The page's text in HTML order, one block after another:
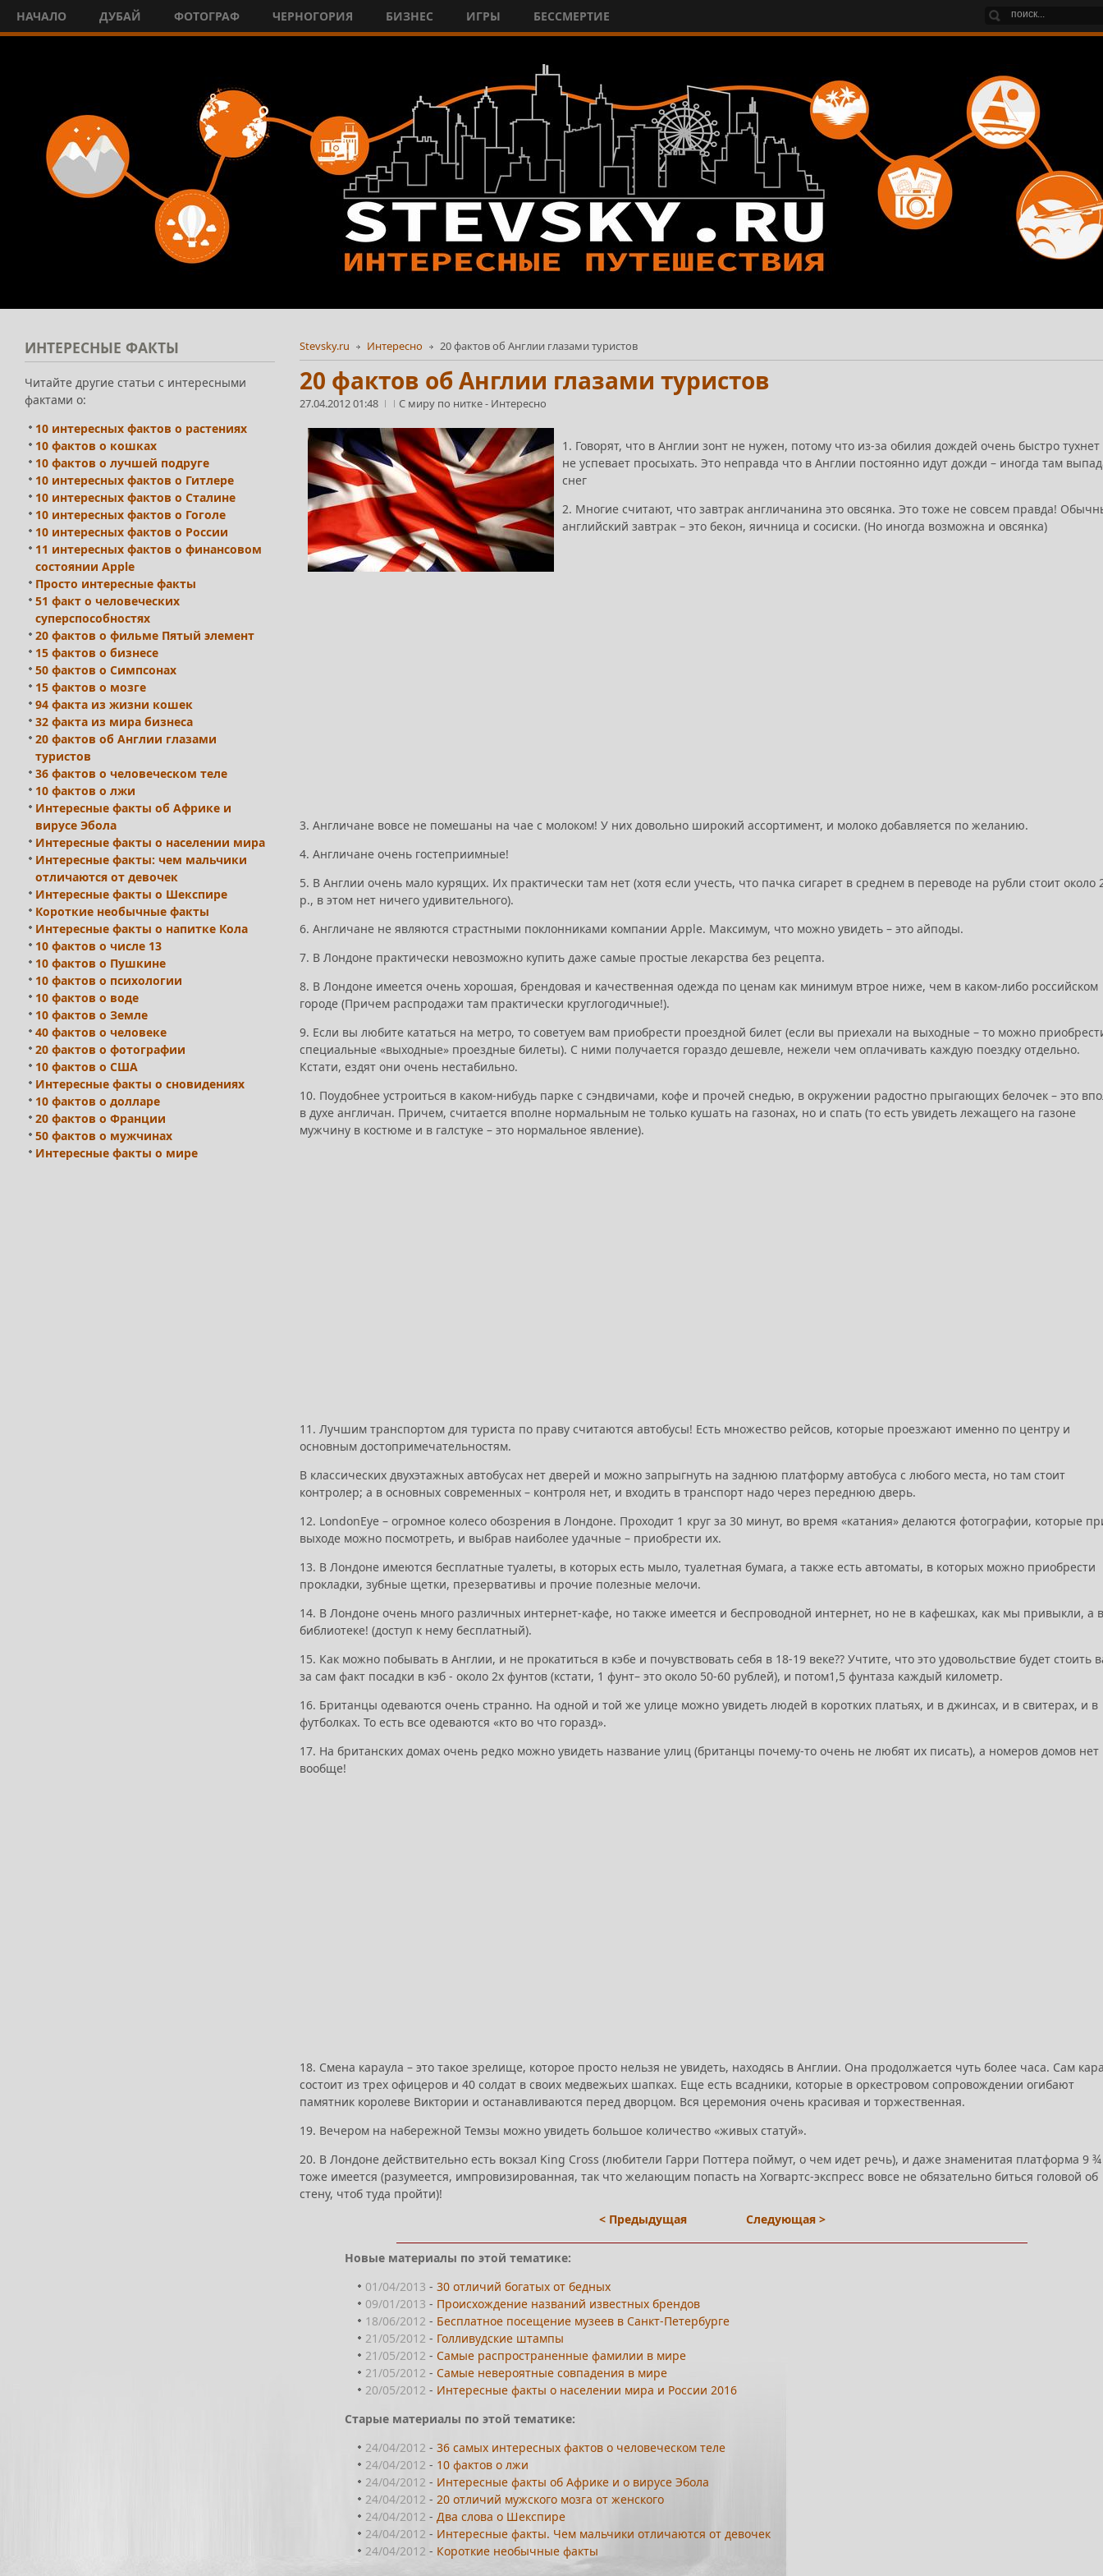
НАЧАЛО ДУБАЙ ФОТОГРАФ ЧЕРНОГОРИЯ БИЗНЕС ИГРЫ БЕССМЕРТИЕ
Stevsky.ru Интересно 20 фактов об Англии глазами туристов
20 фактов об Англии глазами туристов
27.04.2012 01:48 С миру по нитке- Интересно
1. Говорят, что в Англии зонт не нужен, потому что из-за обилия дождей очень быстро тухнет
не успевает просыхать. Это неправда что в Англии постоянно идут дожди – иногда там
снег
2. Многие считают, что завтрак англичанина это овсянка. Это тоже не совсем правда!
английский завтрак – это бекон, яичница и сосиски. (Но иногда возможна и овсянка)
3. Англичане вовсе не помешаны на чае с молоком! У них довольно широкий ассортимент, и молоко добавляется по желанию.
4. Англичане очень гостеприимные!
5. В Англии очень мало курящих. Их практически там нет (хотя если учесть, что пачка сигарет в среднем в переводе на рубли стоит около
р., в этом нет ничего удивительного).
6. Англичане не являются страстными поклонниками компании Apple. Максимум, что можно увидеть – это айподы.
7. В Лондоне практически невозможно купить даже самые простые лекарства без рецепта.
8. В Лондоне имеется очень хорошая, брендовая и качественная одежда по ценам как минимум втрое ниже, чем в каком-либо российском
городе (Причем распродажи там практически круглогодичные!).
9. Если вы любите кататься на метро, то советуем вам приобрести проездной билет (если вы приехали на выходные – то можно
специальные «выходные» проездные билеты). С ними получается гораздо дешевле, нежели чем оплачивать каждую поездку отдельно.
Кстати, ездят они очень нестабильно.
10. Поудобнее устроиться в каком-нибудь парке с сэндвичами, кофе и прочей снедью, в окружении радостно прыгающих белочек – это
в духе англичан. Причем, считается вполне нормальным не только кушать на газонах, но и спать (то есть увидеть лежащего на газоне
мужчину в костюме и в галстуке – это нормальное явление).
11. Лучшим транспортом для туриста по праву считаются автобусы! Есть множество рейсов, которые проезжают именно по центру и
основным достопримечательностям.
В классических двухэтажных автобусах нет дверей и можно запрыгнуть на заднюю платформу автобуса с любого места, но там стоит
контролер; а в основных современных – контроля нет, и входить в транспорт надо через переднюю дверь.
12. LondonEye – огромное колесо обозрения в Лондоне. Проходит 1 круг за 30 минут, во время «катания» делаются фотографии, которые
выходе можно посмотреть, и выбрав наиболее удачные – приобрести их.
13. В Лондоне имеются бесплатные туалеты, в которых есть мыло, туалетная бумага, а также есть автоматы, в которых можно приобрести
прокладки, зубные щетки, презервативы и прочие полезные мелочи.
14. В Лондоне очень много различных интернет-кафе, но также имеется и беспроводной интернет, но не в кафешках, как мы привыкли, а в
библиотеке! (доступ к нему бесплатный).
15. Как можно побывать в Англии, и не прокатиться в кэбе и почувствовать себя в 18-19 веке?? Учтите, что это удовольствие будет стоить
за сам факт посадки в кэб - около 2х фунтов (кстати, 1 фунт– это около 50-60 рублей), и потом1,5 фунтаза каждый километр.
16. Британцы одеваются очень странно. На одной и той же улице можно увидеть людей в коротких платьях, и в джинсах, и в свитерах, и в
футболках. То есть все одеваются «кто во что горазд».
17. На британских домах очень редко можно увидеть название улиц (британцы почему-то очень не любят их писать), а номеров домов нет
вообще!
18. Смена караула – это такое зрелище, которое просто нельзя не увидеть, находясь в Англии. Она продолжается чуть более часа. Сам
состоит из трех офицеров и 40 солдат в своих медвежьих шапках. Еще есть всадники, которые в оркестровом сопровождении огибают
памятник королеве Виктории и останавливаются перед дворцом. Вся церемония очень красивая и торжественная.
19. Вечером на набережной Темзы можно увидеть большое количество «живых статуй».
20. В Лондоне действительно есть вокзал King Cross (любители Гарри Поттера поймут, о чем идет речь), и даже знаменитая платформа 9 ¾
тоже имеется (разумеется, импровизированная, так что желающим попасть на Хогвартс-экспресс вовсе не обязательно биться головой об
стену, чтоб туда пройти)!
< Предыдущая
Следующая >
Новые материалы по этой тематике:
01/04/2013 -30 отличий богатых от бедных
09/01/2013 - Происхождение названий известных брендов
18/06/2012 - Бесплатное посещение музеев в Санкт-Петербурге
21/05/2012 - Голливудские штампы
21/05/2012 - Самые распространенные фамилии в мире
21/05/2012 - Самые невероятные совпадения в мире
20/05/2012 - Интересные факты о населении мира и России 2016
Старые материалы по этой тематике:
24/04/2012 -36 самых интересных фактов о человеческом теле
24/04/2012 - 10 фактов о лжи
24/04/2012 - Интересные факты об Африке и о вирусе Эбола
24/04/2012 -20 отличий мужского мозга от женского
24/04/2012 -Два слова о Шекспире
24/04/2012 - Интересные факты. Чем мальчики отличаются от девочек
24/04/2012 - Короткие необычные факты
ИНТЕРЕСНЫЕ ФАКТЫ
Читайте другие статьи с интересными
фактами о:
10 интересных фактов о растениях
10 фактов о кошках
10 фактов о лучшей подруге
10 интересных фактов о Гитлере
10 интересных фактов о Сталине
10 интересных фактов о Гоголе
10 интересных фактов о России
11 интересных фактов о финансовом
состоянии Apple
Просто интересные факты
51 факт о человеческих
суперспособностях
20 фактов о фильме Пятый элемент
15 фактов о бизнесе
50 фактов о Симпсонах
15 фактов о мозге
94 факта из жизни кошек
32 факта из мира бизнеса
20 фактов об Англии глазами
туристов
36 фактов о человеческом теле
10 фактов о лжи
Интересные факты об Африке и
вирусе Эбола
Интересные факты о населении мира
Интересные факты: чем мальчики
отличаются от девочек
Интересные факты о Шекспире
Короткие необычные факты
Интересные факты о напитке Кола
10 фактов о числе 13
10 фактов о Пушкине
10 фактов о психологии
10 фактов о воде
10 фактов о Земле
40 фактов о человеке
20 фактов о фотографии
10 фактов о США
Интересные факты о сновидениях
10 фактов о долларе
20 фактов о Франции
50 фактов о мужчинах
Интересные факты о мире